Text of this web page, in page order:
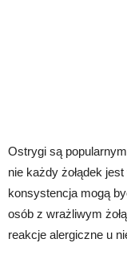
Ostrygi są
nie każdy żołądek
konsystencja mogą
osób z wrażliwym
reakcje alergiczne u